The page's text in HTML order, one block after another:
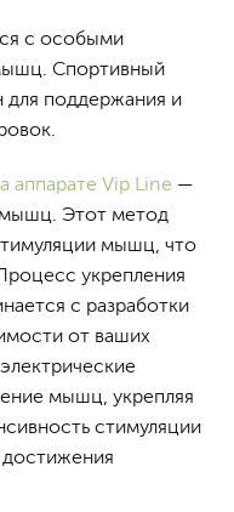
с особыми
Спортивный
для поддержания и
аппарате Vip Line —
мышц. Этот метод
мышц, что
укрепления
с разработки
от ваших
мышц, укрепляя
стимуляции
достижения